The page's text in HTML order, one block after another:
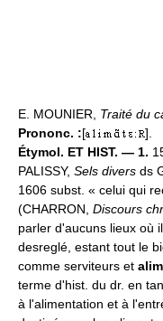
E. MOUNIER, Traité du
Prononc. :[
].
Étymol. ET HIST. — 1.
PALISSY, Sels divers ds
1606 subst. « celui qui
(CHARRON, Discours
parler d'aucuns lieux où
desreglé, estant tout le
comme serviteurs et
terme d'hist. du dr. en
à l'alimentation et à